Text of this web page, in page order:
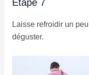
Étape 7
Laisse refroidir un
déguster.